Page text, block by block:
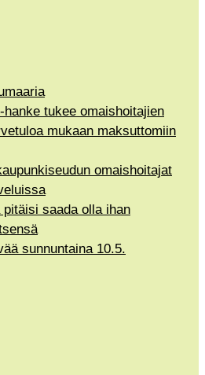
tukee omaishoitajien
mukaan maksuttomiin
omaishoitajat
pitäisi saada olla ihan
sunnuntaina 10.5.